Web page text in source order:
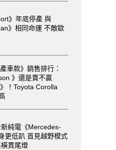
》年底停產 與
》相同命運 不敵歐
車款》銷售排行：
》還是賣不贏
！Toyota Corolla
純電《Mercedes-
更低趴 首見越野模式
貫尾燈